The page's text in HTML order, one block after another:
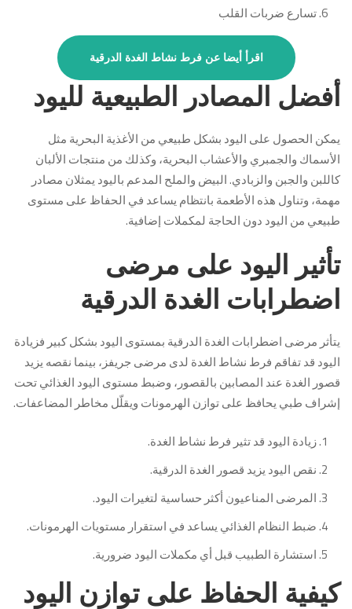
تسارع ضربات القلب
اقرأ أيضا عن فرط نشاط الغدة الدرقية
أفضل المصادر الطبيعية لليود
يمكن الحصول على اليود بشكل طبيعي من الأغذية البحرية مثل
الأسماك والجمبري والأعشاب البحرية، وكذلك من منتجات الألبان
كاللبن والجبن والزبادي. البيض والملح المدعم باليود يمثلان مصادر
مهمة، وتناول هذه الأطعمة بانتظام يساعد في الحفاظ على مستوى
طبيعي من اليود دون الحاجة لمكملات إضافية.
تأثير اليود على مرضى
اضطرابات الغدة الدرقية
يتأثر مرضى اضطرابات الغدة الدرقية بمستوى اليود بشكل كبير فزيادة
اليود قد تفاقم فرط نشاط الغدة لدى مرضى جريفز، بينما نقصه يزيد
قصور الغدة عند المصابين بالقصور، وضبط مستوى اليود الغذائي تحت
إشراف طبي يحافظ على توازن الهرمونات ويقلّل مخاطر المضاعفات.
زيادة اليود قد تثير فرط نشاط الغدة.
نقص اليود يزيد قصور الغدة الدرقية.
المرضى المناعيون أكثر حساسية لتغيرات اليود.
ضبط النظام الغذائي يساعد في استقرار مستويات الهرمونات.
استشارة الطبيب قبل أي مكملات اليود ضرورية.
كيفية الحفاظ على توازن اليود